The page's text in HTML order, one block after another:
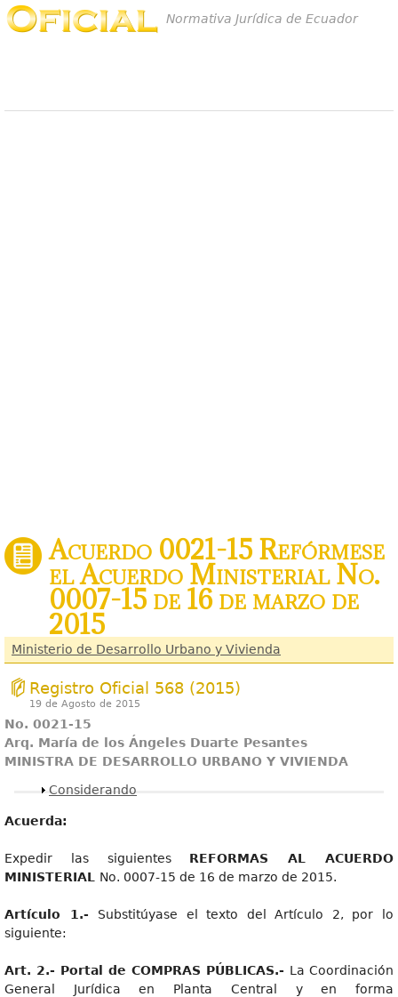
Normativa Jurídica de Ecuador
Acuerdo 0021-15 Refórmese
el Acuerdo Ministerial No.
0007-15 de 16 de marzo de
2015
Ministerio de Desarrollo Urbano y Vivienda
Registro Oficial 568 (2015)
19 de Agosto de 2015
No. 0021-15
Arq. María de los Ángeles Duarte Pesantes
MINISTRA DE DESARROLLO URBANO Y VIVIENDA
Mostrar
Considerando
Acuerda:
Expedir las siguientes REFORMAS AL ACUERDO
MINISTERIAL No. 0007-15 de 16 de marzo de 2015.
Artícul o 1.- Substitúyase el texto del Artículo 2, por lo
siguiente:
Art. 2.- Portal de COMPRAS PÚBLICAS.- La Coordinación
General Jurídica en Planta Central y en forma